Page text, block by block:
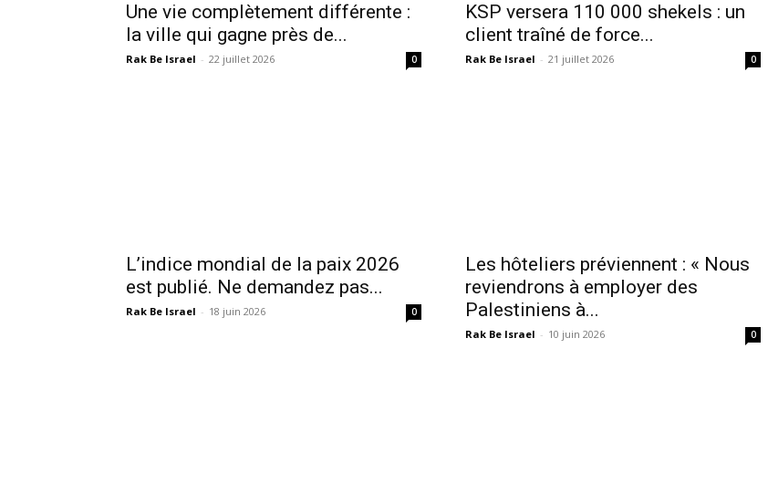
Une vie complètement différente :
la ville qui gagne près de...
Rak Be Israel - 22 juillet 2026 0
KSP versera 110 000 shekels : un
client traîné de force...
Rak Be Israel - 21 juillet 2026 0
L’indice mondial de la paix 2026
est publié. Ne demandez pas...
Rak Be Israel - 18 juin 2026 0
Les hôteliers préviennent : « Nous
reviendrons à employer des
Palestiniens à...
Rak Be Israel - 10 juin 2026 0